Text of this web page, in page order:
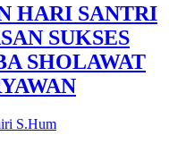
HARI SANTRI
SUKSES
SHOLAWAT
S.Hum